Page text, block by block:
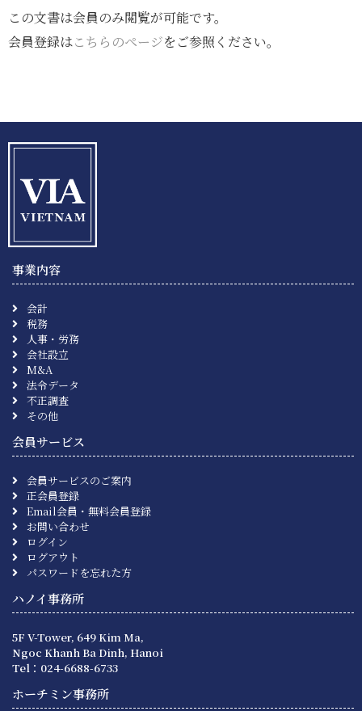
この文書は会員のみ閲覧が可能です。
会員登録はこちらのページをご参照ください。
事業内容
会計
税務
人事・労務
会社設立
M&A
法令データ
不正調査
その他
会員サービス
会員サービスのご案内
正会員登録
Email会員・無料会員登録
お問い合わせ
ログイン
ログアウト
パスワードを忘れた方
ハノイ事務所
5F V-Tower, 649 Kim Ma,
Ngoc Khanh Ba Dinh, Hanoi
Tel：024-6688-6733
ホーチミン事務所